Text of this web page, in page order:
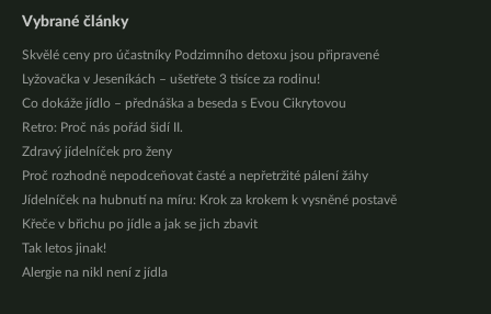
Vybrané články
Skvělé ceny pro účastníky Podzimního detoxu jsou připravené
Lyžovačka v Jeseníkách – ušetřete 3 tisíce za rodinu!
Co dokáže jídlo – přednáška a beseda s Evou Cikrytovou
Retro: Proč nás pořád šidí II.
Zdravý jídelníček pro ženy
Proč rozhodně nepodceňovat časté a nepřetržité pálení žáhy
Jídelníček na hubnutí na míru: Krok za krokem k vysněné postavě
Křeče v břichu po jídle a jak se jich zbavit
Tak letos jinak!
Alergie na nikl není z jídla